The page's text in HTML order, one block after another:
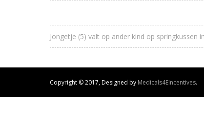
Jongetje (5) valt op ander kind op springkussen
Copyright © 2017, Designed by Medicals4EIncentives.